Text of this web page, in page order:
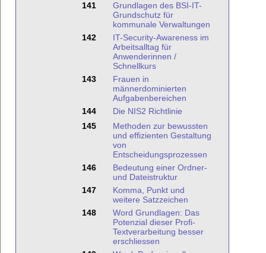
141
Grundlagen des BSI-IT-
Grundschutz für
kommunale Verwaltungen
142
IT-Security-Awareness im
Arbeitsalltag für
Anwenderinnen /
Schnellkurs
143
Frauen in
männerdominierten
Aufgabenbereichen
144
Die NIS2 Richtlinie
145
Methoden zur bewussten
und effizienten Gestaltung
von
Entscheidungsprozessen
146
Bedeutung einer Ordner-
und Dateistruktur
147
Komma, Punkt und
weitere Satzzeichen
148
Word Grundlagen: Das
Potenzial dieser Profi-
Textverarbeitung besser
erschliessen